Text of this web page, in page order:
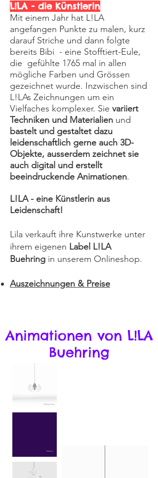
L!LA - die Künstlerin
Mit einem Jahr hat L!LA
angefangen Punkte zu malen, kurz
darauf Striche und dann folgte
bereits Bibi - eine Stofftiert-Eule,
die gefühlte 1765 mal in allen
mögliche Farben und Grössen
gezeichnet wurde. Inzwischen sind
L!LAs Zeichnungen um ein
Vielfaches komplexer. Sie variiert
Techniken und Materialien und
bastelt und gestaltet dazu
leidenschaftlich gerne auch 3D-
Objekte, ausserdem zeichnetsie
auch digital und erstellt
beeindruckende Animationen.
L!LA - eine Künstlerin aus
Leidenschaft!
Lila verkauft ihre Kunstwerke unter
ihrem eigenen Label L!LA
Buehring in unserem Onlineshop.
Auszeichnungen & Preise
Animationen von L!LA
Buehring